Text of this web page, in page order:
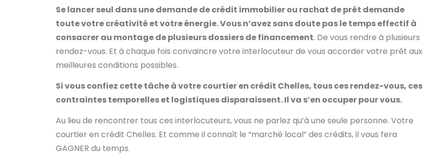
Se lancer seul dans une demande de crédit immobilier ou rachat de prêt demande
toute votre créativité et votre énergie. Vous n’avez sans doute pas le temps effectif à
consacrer au montage de plusieurs dossiers de financement. De vous rendre à plusieurs
rendez-vous. Et à chaque fois convaincre votre interlocuteur de vous accorder votre prêt aux
meilleures conditions possibles.
Si vous confiez cette tâche à votre courtier en crédit Chelles, tous ces rendez-vous, ces
contraintes temporelles et logistiques disparaissent. Il va s’en occuper pour vous.
Au lieu de rencontrer tous ces interlocuteurs, vous ne parlez qu’à une seule personne. Votre
courtier en crédit Chelles. Et comme il connaît le “marché local” des crédits, il vous fera
GAGNER du temps.